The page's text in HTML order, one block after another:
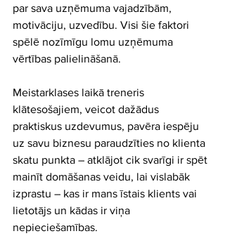
par sava uzņēmuma vajadzībām,
motivāciju, uzvedību. Visi šie faktori
spēlē nozīmīgu lomu uzņēmuma
vērtības palielināšanā.
Meistarklases laikā treneris
klātesošajiem, veicot dažādus
praktiskus uzdevumus, pavēra iespēju
uz savu biznesu paraudzīties no klienta
skatu punkta – atklājot cik svarīgi ir spēt
mainīt domāšanas veidu, lai vislabāk
izprastu – kas ir mans īstais klients vai
lietotājs un kādas ir viņa
nepieciešamības.